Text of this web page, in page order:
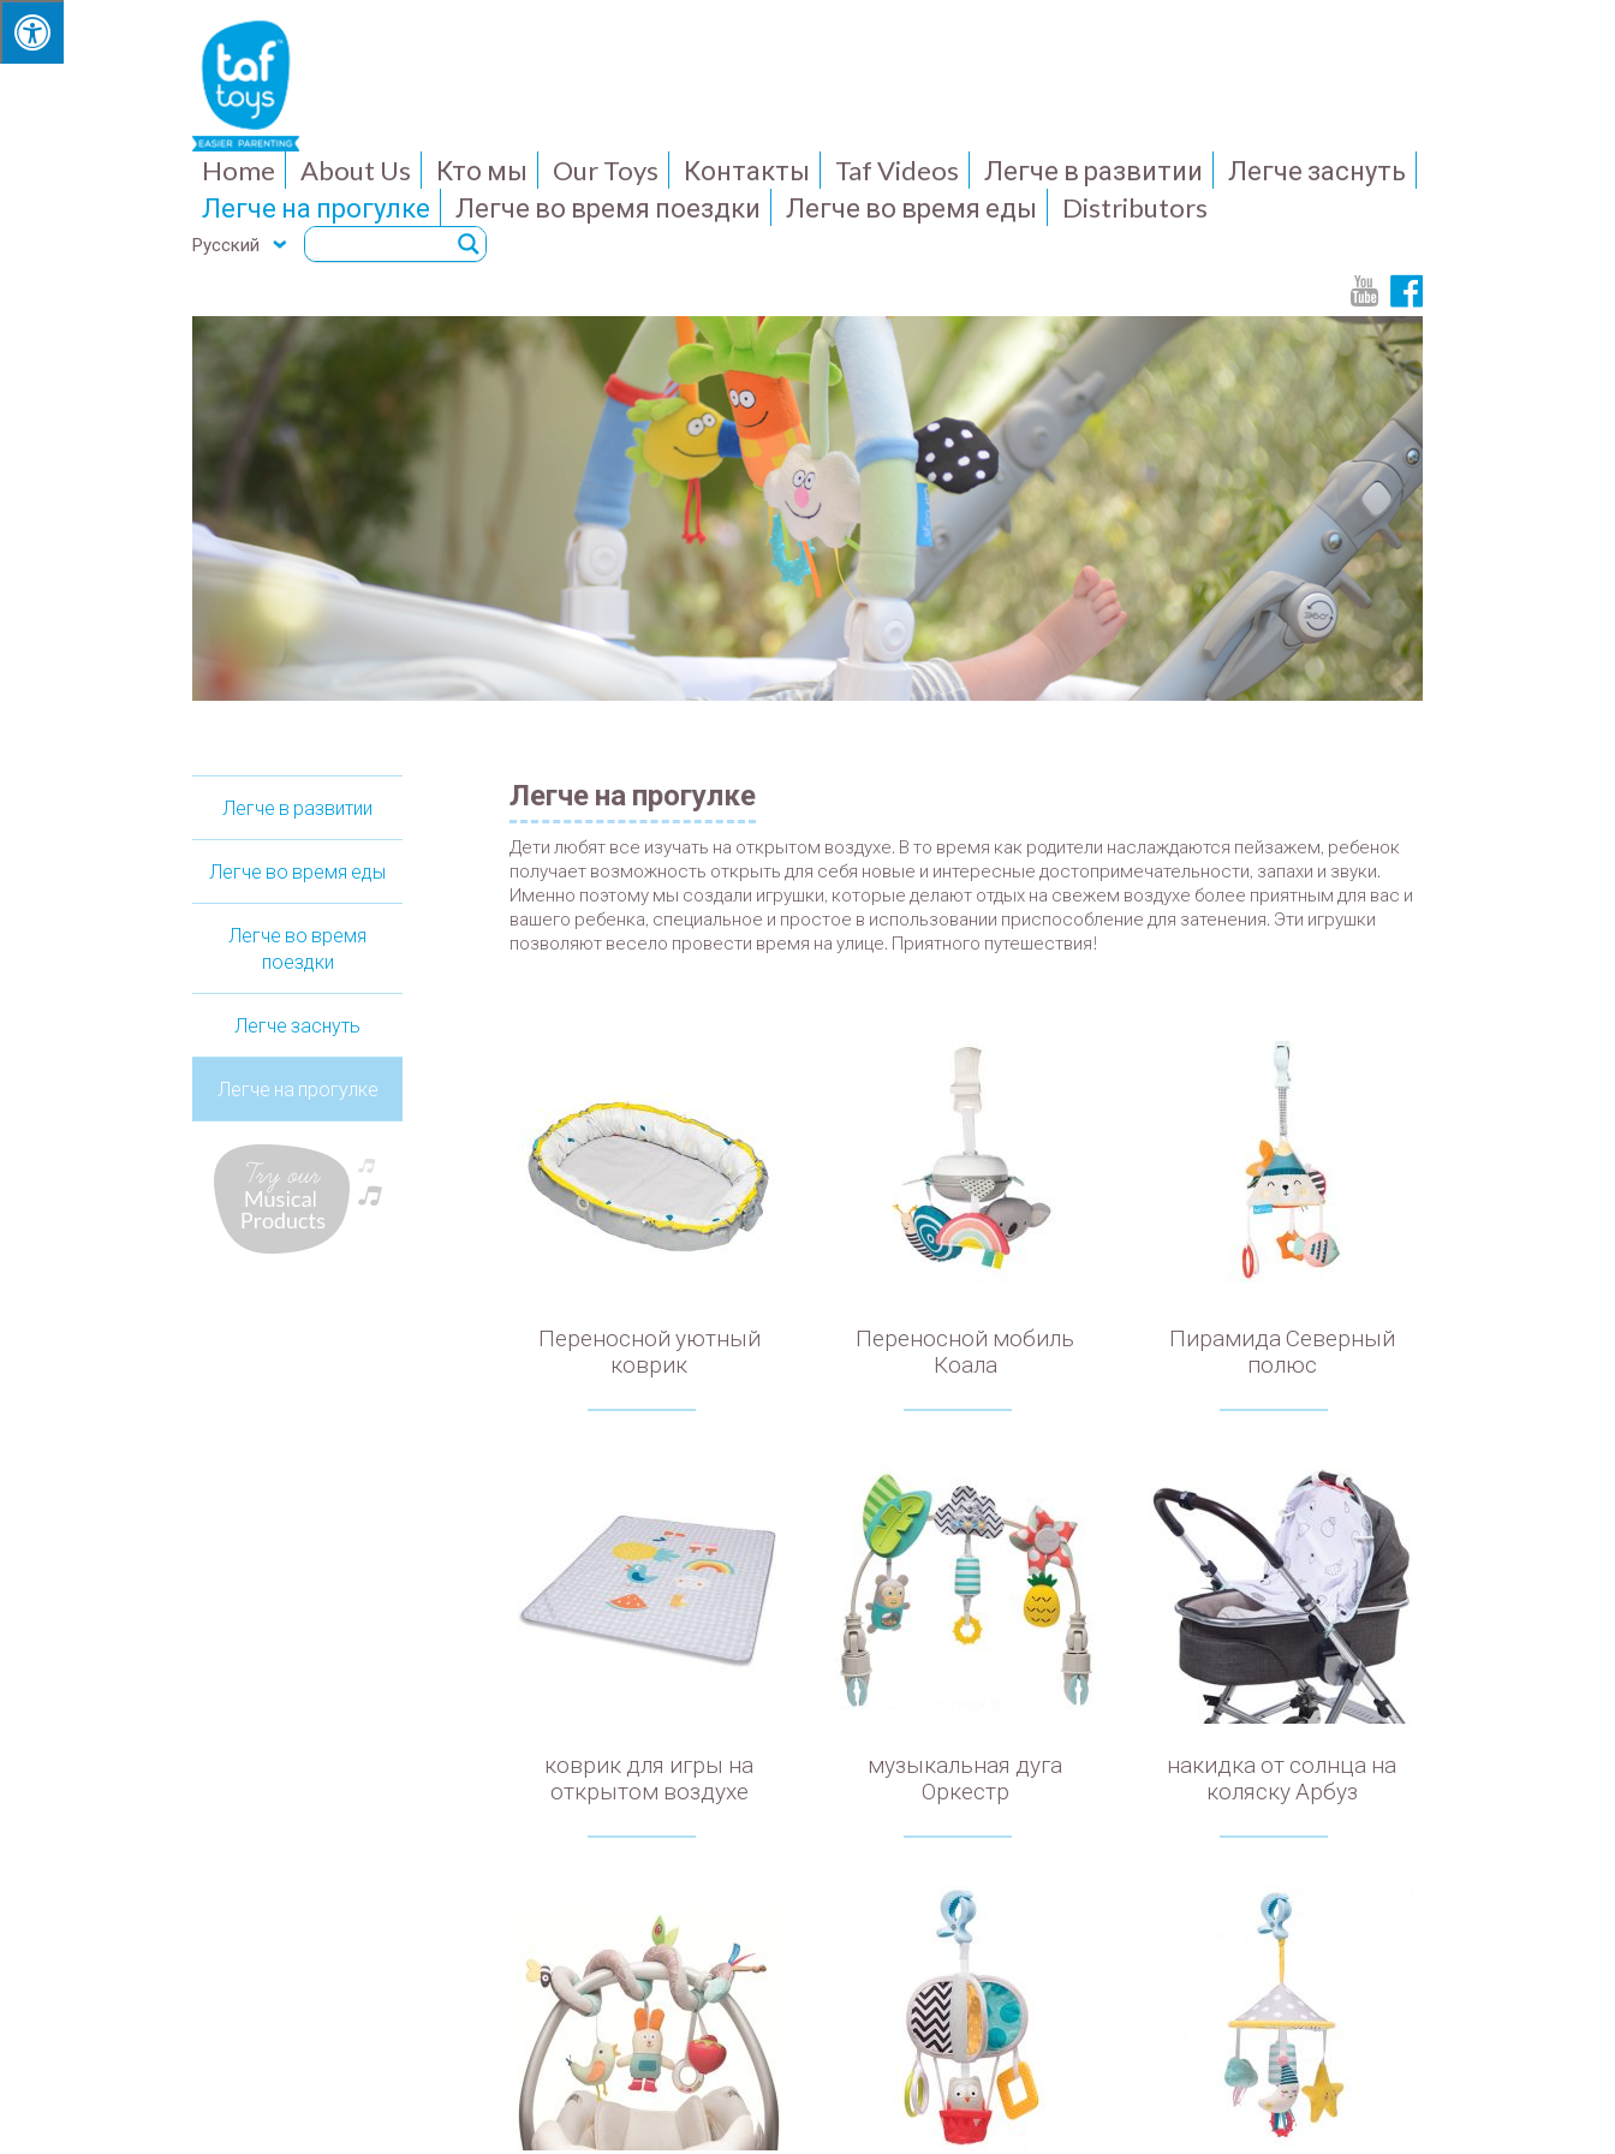
Home About Us Кто мы Our Toys Контакты Taf Videos Легче в развитии
Легче заснуть
Легче на прогулке
Легче во время поездки Легче во время еды Distributors
Русский
Легче в развитии
Легче во время еды
Легче во время
поездки
Легче заснуть
Легче на прогулке
Легче на прогулке
Дети любят все изучать на открытом воздухе. В то время как родители наслаждаются пейзажем, ребенок
получает возможность открыть для себя новые и интересные достопримечательности, запахи и звуки.
Именно поэтому мы создали игрушки, которые делают отдых на свежем воздухе более приятным для вас и
вашего ребенка, специальное и простое в использовании приспособление для затенения. Эти игрушки
позволяют весело провести время на улице. Приятного путешествия!
Переносной уютный
коврик
Переносной мобиль
Коала
Пирамида Северный
полюс
коврик для игры на
открытом воздухе
музыкальная дуга
Оркестр
накидка от солнца на
коляску Арбуз